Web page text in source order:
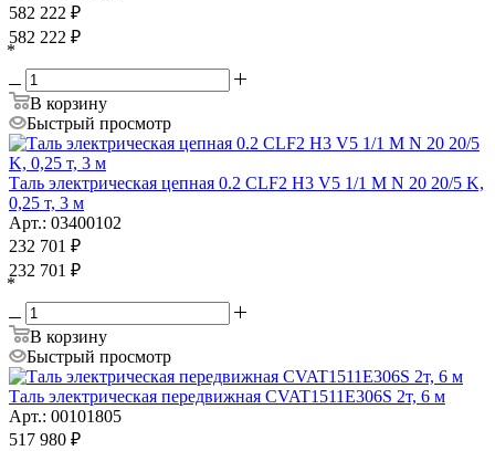
582 222 ₽
582 222 ₽
*
В корзину
Быстрый просмотр
Таль электрическая цепная 0.2 CLF2 H3 V5 1/1 M N 20 20/5 K,
0,25 т, 3 м
Арт.: 03400102
232 701 ₽
232 701 ₽
*
В корзину
Быстрый просмотр
Таль электрическая передвижная CVAT1511E306S 2т, 6 м
Арт.: 00101805
517 980 ₽